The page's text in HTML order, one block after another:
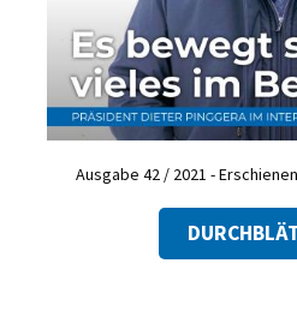
Ausgabe 42 / 2021 -